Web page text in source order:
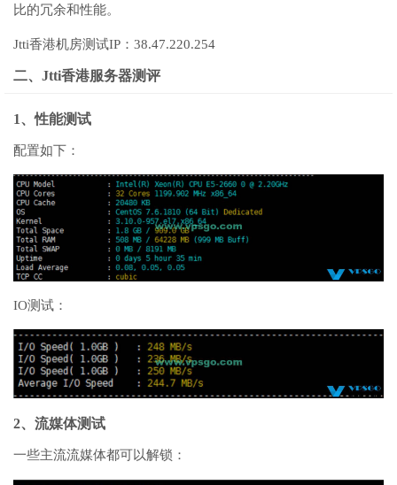
比的冗余和性能。
Jtti香港机房测试IP：38.47.220.254
二、Jtti香港服务器测评
1、性能测试
配置如下：
IO测试：
2、流媒体测试
一些主流流媒体都可以解锁：